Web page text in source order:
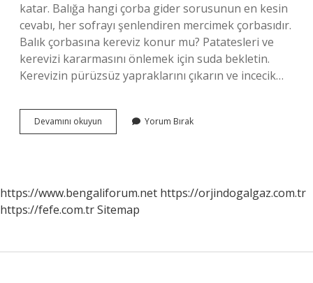
katar. Balığa hangi çorba gider sorusunun en kesin
cevabı, her sofrayı şenlendiren mercimek çorbasıdır.
Balık çorbasına kereviz konur mu? Patatesleri ve
kerevizi kararmasını önlemek için suda bekletin.
Kerevizin pürüzsüz yapraklarını çıkarın ve incecik…
Devamını okuyun
Çorbasına
Yorum Bırak
https://www.bengaliforum.net https://orjindogalgaz.com.tr
https://fefe.com.trSitemap